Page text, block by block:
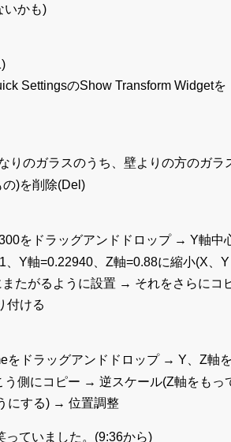
いかも)
SettingsのShow Transform Widgetを
のガラスのうち、壁よりの方のガラ
)を削除(Del)
をドラッグアンドドロップ → Y軸中
Y軸=0.22940、Z軸=0.88に縮小(X、Y
たがるように設置 → それをさらにコ
付ける
をドラッグアンドドロップ → Y、Z軸を
側にコピー → 逆スケール(Z軸をもっ
にする) → 位置調整
ていました。(9:36から)